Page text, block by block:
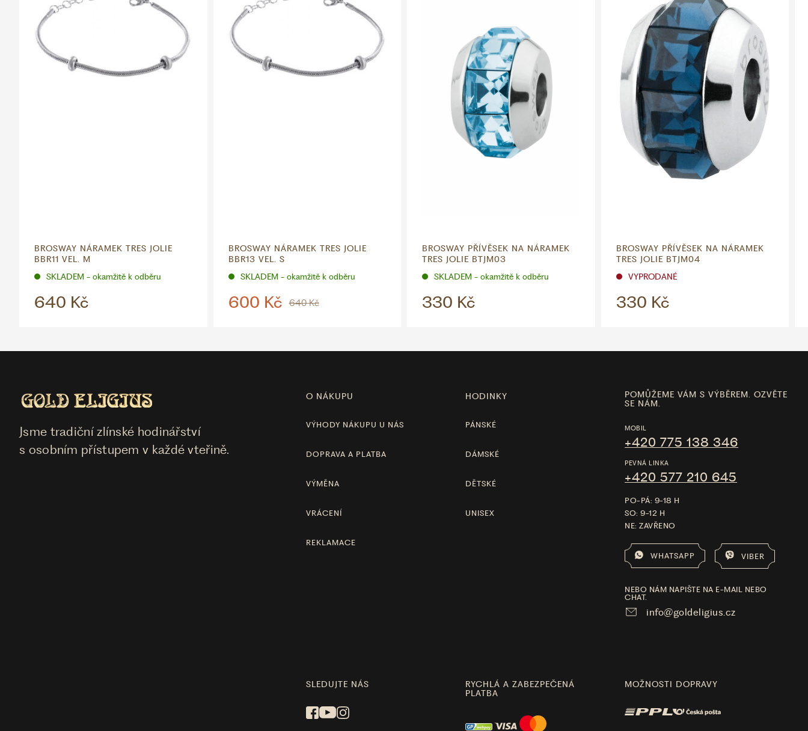
BROSWAY NÁRAMEK TRES JOLIE
BBR11 VEL. M
SKLADEM - okamžitě k odběru
640 Kč
BROSWAY NÁRAMEK TRES JOLIE
BBR13 VEL. S
SKLADEM - okamžitě k odběru
600 Kč 640 Kč
BROSWAY PŘÍVĚSEK NA NÁRAMEK
TRES JOLIE BTJM03
SKLADEM - okamžitě k odběru
330 Kč
BROSWAY PŘÍVĚSEK NA NÁRAMEK
TRES JOLIE BTJM04
VYPRODANÉ
330 Kč
Jsme tradiční zlínské hodinářství
s osobním přístupem v každé vteřině.
O NÁKUPU
VÝHODY NÁKUPU U NÁS
DOPRAVA A PLATBA
VÝMĚNA
VRÁCENÍ
REKLAMACE
HODINKY
PÁNSKÉ
DÁMSKÉ
DĚTSKÉ
UNISEX
POMŮŽEME VÁM S VÝBĚREM. OZVĚTE
SE NÁM.
MOBIL
+420 775 138 346
PEVNÁ LINKA
+420 577 210 645
PO-PÁ: 9-18 H
SO: 9-12 H
NE: ZAVŘENO
WHATSAPP VIBER
NEBO NÁM NAPIŠTE NA E-MAIL NEBO
CHAT.
info@goldeligius.cz
SLEDUJTE NÁS
RYCHLÁ A ZABEZPEČENÁ
PLATBA
MOŽNOSTI DOPRAVY